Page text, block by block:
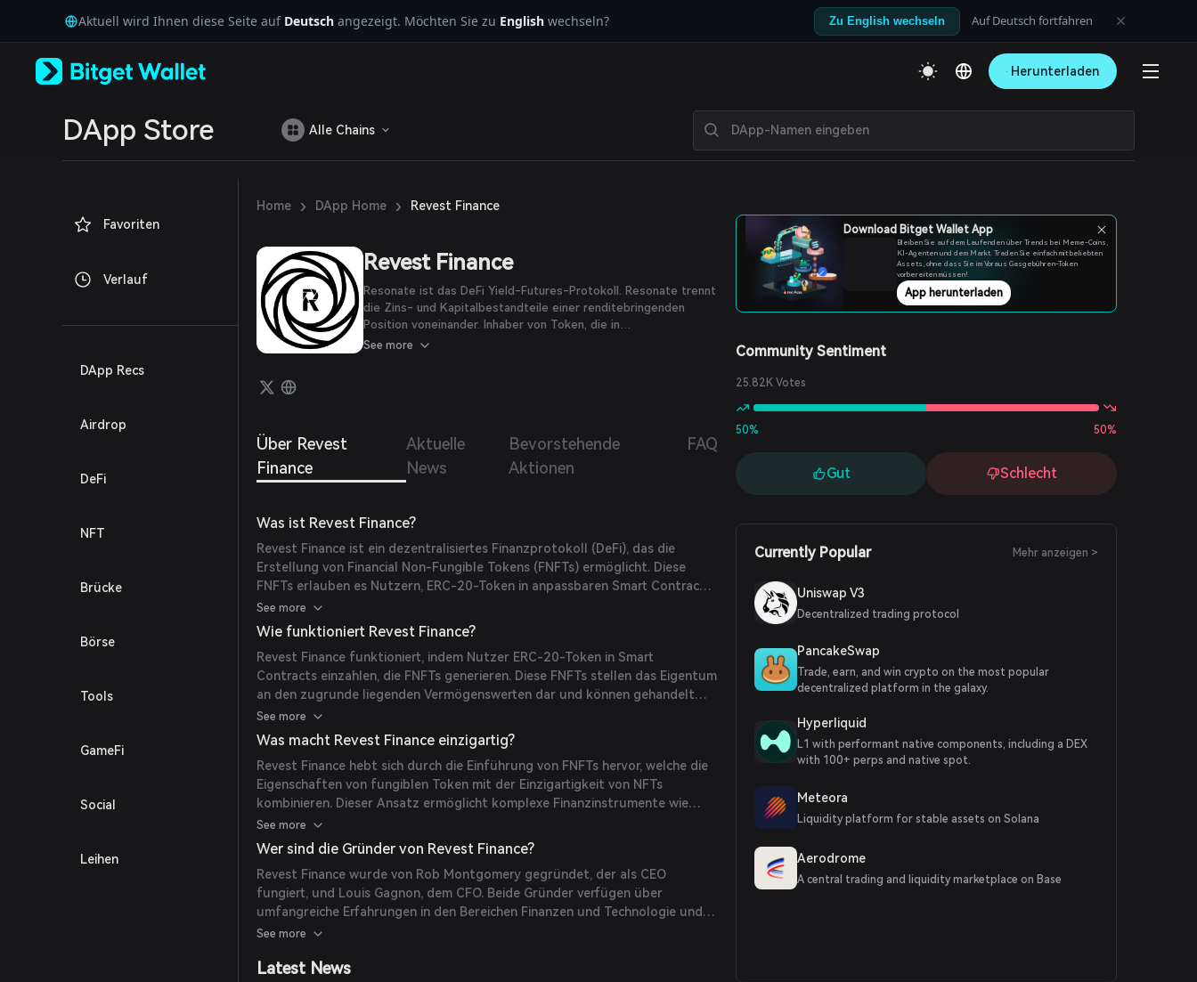
Tiếng Việt
Русский
Español (Latinoamérica)
Português (Portugal)
Bahasa Indonesia
Español (Argentina)
Aktuell wird Ihnen diese Seite auf Deutsch angezeigt. Möchten Sie zu English wechseln? Zu English wechseln Auf Deutsch fortfahren
Herunterladen
DApp Store Alle Chains
Favoriten
Verlauf
DApp Recs
Airdrop
DeFi
NFT
Brücke
Börse
Tools
GameFi
Social
Leihen
Home › DApp Home › Revest Finance
Revest Finance
Resonate ist das DeFi Yield-Futures-Protokoll. Resonate trennt
die Zins- und Kapitalbestandteile einer renditebringenden
Position voneinander. Inhaber von Token, die in
renditebringende Systeme eingezahlt werden können, erhalten
Futures bzw. die Rechte auf zukünftige Erträge kaufen wollen,
versetzt Resonate sie in die Lage, dies mit einem Abschlag auf
den erwarteten zukünftigen Wert der Zinsen zu tun. Für
von LPs zu incentivieren.
See more
Über Revest
Finance
Aktuelle
News
Bevorstehende
Aktionen
FAQ
Was ist Revest Finance?
Revest Finance ist ein dezentralisiertes Finanzprotokoll (DeFi), das die
Erstellung von Financial Non-Fungible Tokens (FNFTs) ermöglicht. Diese
FNFTs erlauben es Nutzern, ERC-20-Token in anpassbaren Smart Contracts
zu sperren und dabei spezifische Freischaltungsbedingungen wie Zeit, Wert
oder vertragsbasierte Auslöser festzulegen. Diese Innovation erleichtert
Vesting, zeitlich gesperrter Vermögenswerte und bedingter Freigaben.
See more
Wie funktioniert Revest Finance?
Revest Finance funktioniert, indem Nutzer ERC-20-Token in Smart
Contracts einzahlen, die FNFTs generieren. Diese FNFTs stellen das Eigentum
an den zugrunde liegenden Vermögenswerten dar und können gehandelt
oder übertragen werden, ohne den Marktwert der Vermögenswerte zu
beeinträchtigen. Die in den Smart Contracts festgelegten
Freischaltungsbedingungen bestimmen, wann und wie die zugrunde
liegenden Token zugänglich werden, und bieten Flexibilität und Kontrolle
über das Asset-Management.
See more
Was macht Revest Finance einzigartig?
Revest Finance hebt sich durch die Einführung von FNFTs hervor, welche die
Eigenschaften von fungiblen Token mit der Einzigartigkeit von NFTs
kombinieren. Dieser Ansatz ermöglicht komplexe Finanzinstrumente wie
zeitlich gesperrte Investitionen, bedingte Token-Freigaben und
programmierbares Asset-Management, schließt Lücken im DeFi-Ökosystem
See more
Wer sind die Gründer von Revest Finance?
Revest Finance wurde von Rob Montgomery gegründet, der als CEO
fungiert, und Louis Gagnon, dem CFO. Beide Gründer verfügen über
umfangreiche Erfahrungen in den Bereichen Finanzen und Technologie und
tragen zur Entwicklung und zum Wachstum des Revest-Protokolls bei.
See more
Latest News
Download Bitget Wallet App
Bleiben Sie auf dem Laufenden über Trends bei Meme-Coins,
KI-Agenten und dem Markt. Traden Sie einfach mit beliebten
Assets, ohne dass Sie im Voraus Gasgebühren-Token
vorbereiten müssen!
App herunterladen
Community Sentiment
25.82K Votes
50% 50%
Gut Schlecht
Currently Popular Mehr anzeigen >
Uniswap V3
Decentralized trading protocol
PancakeSwap
Trade, earn, and win crypto on the most popular
decentralized platform in the galaxy.
Hyperliquid
L1 with performant native components, including a DEX
with 100+ perps and native spot.
Meteora
Liquidity platform for stable assets on Solana
Aerodrome
A central trading and liquidity marketplace on Base